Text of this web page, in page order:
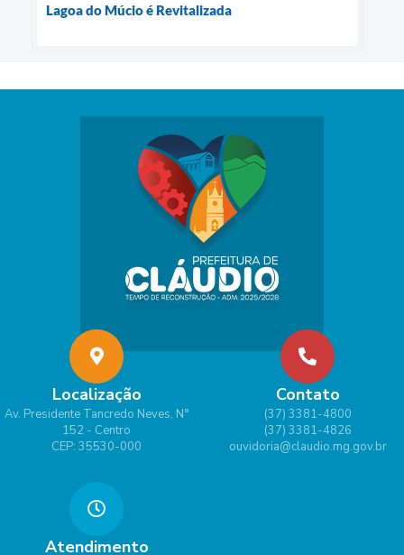
Lagoa do Múcio é Revitalizada
Localização
Av. Presidente Tancredo Neves, N°
152 - Centro
CEP: 35530-000
Contato
(37) 3381-4800
(37) 3381-4826
ouvidoria@claudio.mg.gov.br
Atendimento